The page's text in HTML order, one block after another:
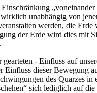
unabhängig von
werden, die
der Erde wird dies mit
- Einfluss auf
dieser Bewegung
des Quarzes in
sich lediglich auf